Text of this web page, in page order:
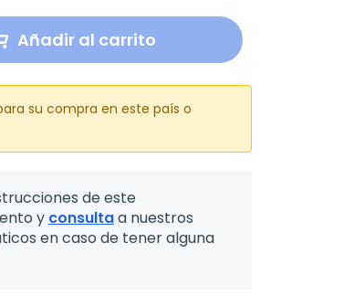
Añadir al carrito
su compra en este país o
de este
y consultaa nuestros
en caso de tener alguna